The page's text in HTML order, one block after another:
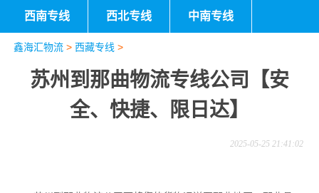
西南专线 西北专线 中南专线
鑫海汇物流> 西藏专线 >
苏州到那曲物流专线公司【安
全、快捷、限日达】
2025-05-25 21:41:02